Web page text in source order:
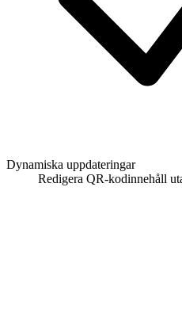
Dynamiska uppdateringar
Redigera QR-kodinnehåll